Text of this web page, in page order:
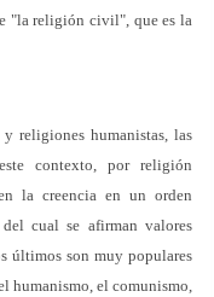
"la religión civil", que es la
religiones humanistas, las
contexto, por religión
la creencia en un orden
cual se afirman valores
últimos son muy populares
humanismo, el comunismo,